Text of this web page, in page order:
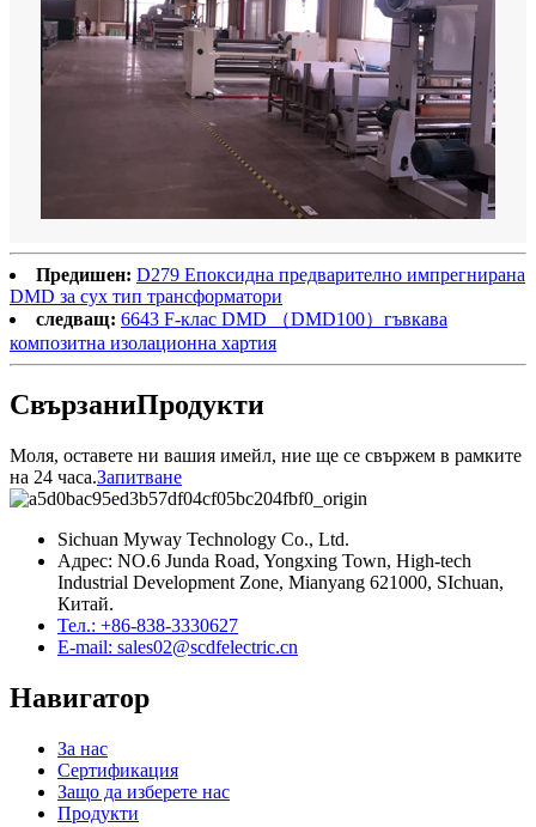
Предишен: D279 Епоксидна предварително импрегнирана
DMD за сух тип трансформатори
следващ: 6643 F-клас DMD （DMD100）гъвкава
композитна изолационна хартия
СвързаниПродукти
Моля, оставете ни вашия имейл, ние ще се свържем в рамките
на 24 часа.Запитване
Sichuan Myway Technology Co., Ltd.
Адрес: NO.6 Junda Road, Yongxing Town, High-tech
Industrial Development Zone, Mianyang 621000, SIchuan,
Китай.
Тел.: +86-838-3330627
E-mail: sales02@scdfelectric.cn
Навигатор
За нас
Сертификация
Защо да изберете нас
Продукти